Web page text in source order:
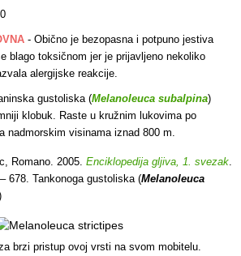
- Obično je bezopasna i potpuno jestiva
blago toksičnom jer je prijavljeno nekoliko
alergijske reakcije.
gustoliska (Melanoleuca subalpina)
klobuk. Raste u kružnim lukovima po
nadmorskim visinama iznad 800 m.
Romano. 2005. Enciklopedija gljiva, 1. svezak.
678. Tankonoga gustoliska (Melanoleuca
brzi pristup ovoj vrsti na svom mobitelu.